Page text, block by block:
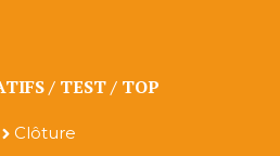
/ TEST / TOP
Clôture